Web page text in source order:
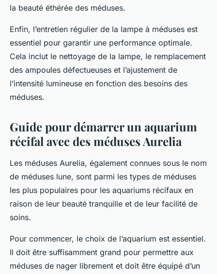
la beauté éthérée des méduses.
Enfin, l’entretien régulier de la lampe à méduses est
essentiel pour garantir une performance optimale.
Cela inclut le nettoyage de la lampe, le remplacement
des ampoules défectueuses et l’ajustement de
l’intensité lumineuse en fonction des besoins des
méduses.
Guide pour démarrer un aquarium
récifal avec des méduses Aurelia
Les méduses Aurelia, également connues sous le nom
de méduses lune, sont parmi les types de méduses
les plus populaires pour les aquariums récifaux en
raison de leur beauté tranquille et de leur facilité de
soins.
Pour commencer, le choix de l’aquarium est essentiel.
Il doit être suffisamment grand pour permettre aux
méduses de nager librement et doit être équipé d’un